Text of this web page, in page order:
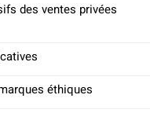
des ventes privées
éthiques